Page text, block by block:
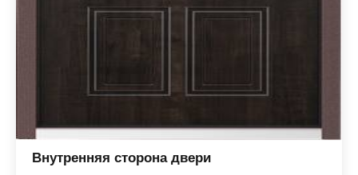
Внутренняя сторона двери